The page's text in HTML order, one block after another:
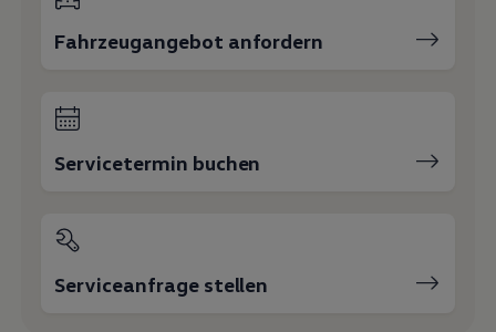
Fahrzeugangebot anfordern
Servicetermin buchen
Serviceanfrage stellen